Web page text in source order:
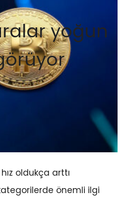
yoğun
oldukça arttı
önemli ilgi